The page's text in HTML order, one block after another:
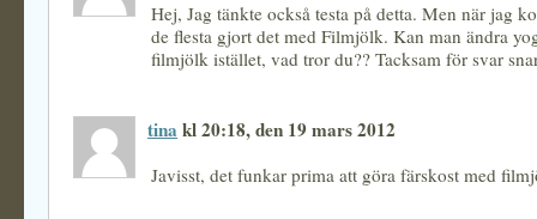
Hej, Jag tänkte också testa på detta. Men när jag
de flesta gjort det med Filmjölk. Kan man ändra
filmjölk istället, vad tror du?? Tacksam för svar
tina kl 20:18, den 19 mars 2012
Javisst, det funkar prima att göra färskost med